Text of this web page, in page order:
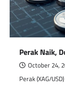
Perak Naik,
October 24,
Perak (XAG/